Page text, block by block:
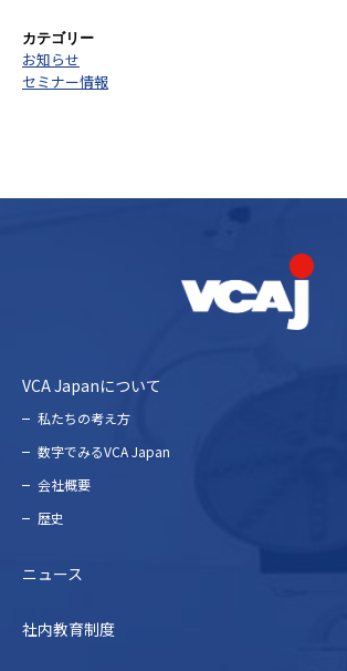
カテゴリー
お知らせ
セミナー情報
VCA Japanについて
私たちの考え⽅
数字でみるVCA Japan
会社概要
歴史
ニュース
社内教育制度